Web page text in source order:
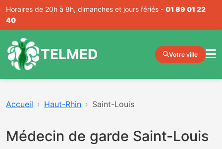
Horaires de 20h à 8h, dimanches et jours fériés - 01 89 01 22
40
TELMED Votre ville
Accueil Haut-Rhin Saint-Louis
Médecin de garde Saint-Louis